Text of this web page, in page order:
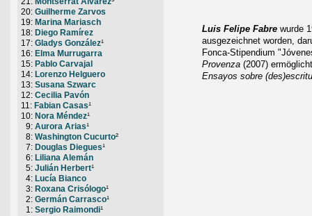
20: Guilherme Zarvos
19: Marina Mariasch
18: Diego Ramírez
17: Gladys González¹
16: Elma Murrugarra
15: Pablo Carvajal
14: Lorenzo Helguero
13: Susana Szwarc
12: Cecilia Pavón
11: Fabian Casas¹
10: Nora Méndez¹
9: Aurora Arias¹
8: Washington Cucurto²
7: Douglas Diegues¹
6: Liliana Alemán
5: Julián Herbert¹
4: Lucía Bianco
3: Roxana Crisólogo¹
2: Germán Carrasco¹
1: Sergio Raimondi¹
Luis Felipe Fabre wurde
ausgezeichnet worden,
Fonca-Stipendium
Provenza (2007)
Ensayos sobre